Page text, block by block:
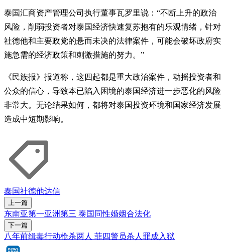
泰国汇商资产管理公司执行董事瓦罗里说：“不断上升的政治
风险，削弱投资者对泰国经济快速复苏抱有的乐观情绪，针对
社德他和主要政党的悬而未决的法律案件，可能会破坏政府实
施急需的经济政策和刺激措施的努力。”
《民族报》报道称，这四起都是重大政治案件，动摇投资者和
公众的信心，导致本已陷入困境的泰国经济进一步恶化的风险
非常大。无论结果如何，都将对泰国投资环境和国家经济发展
造成中短期影响。
泰国社德他达信
上一篇
东南亚第一亚洲第三 泰国同性婚姻合法化
下一篇
八年前缉毒行动枪杀两人 菲四警员杀人罪成入狱